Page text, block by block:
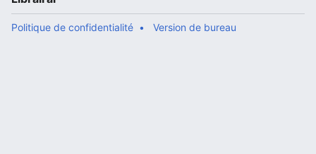
Politique de confidentialité Version de bureau